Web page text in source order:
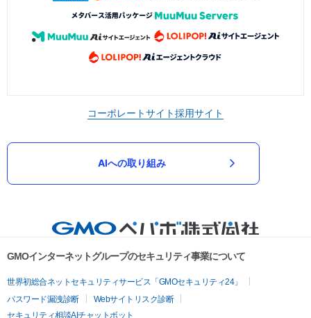
コーポレートサイト採用サイト
AIへの取り組み
GMOインターネットグループのセキュリティ事業について
世界初総合ネットセキュリティサービス「GMOセキュリティ24」
パスワード漏洩診断
Webサイトリスク診断
セキュリティ相談AIチャットボット